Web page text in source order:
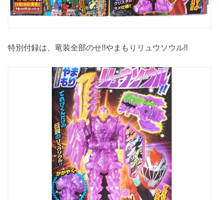
特別付録は、竜装全部のせ!!やまもりリュウソウル!!